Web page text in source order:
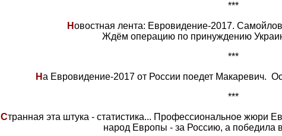
***
Новостная лента: Евровидение-2017.
Ждём операцию по принуждению
***
На Евровидение-2017 от России поедет Макаревич.
***
Странная эта штука - статистика... Профессиональное жюри
народ Европы - за Россию, а победила